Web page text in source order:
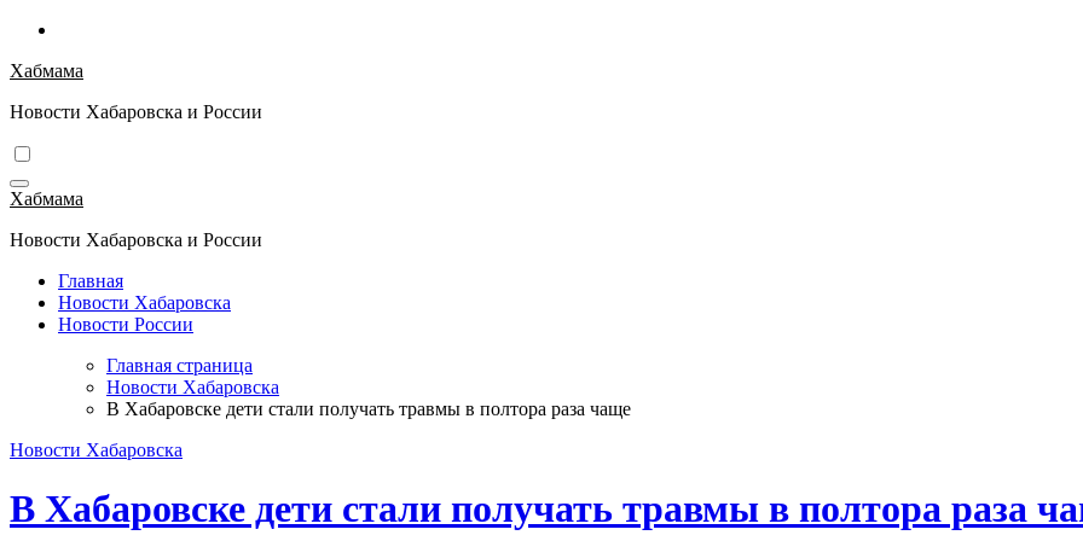
Перейти
содержимому
Хабмама
Новости Хабаровска и России
Хабмама
Новости Хабаровска и России
Главная
Новости Хабаровска
Новости России
Главная страница
Новости Хабаровска
В Хабаровске дети стали получать травмы в полтора раза чаще
Новости Хабаровска
В Хабаровске дети стали получать травмы в полтора раза